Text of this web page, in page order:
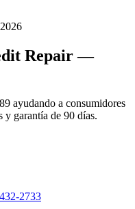
2026
Repair —
ayudando a consumidores
y garantía de 90 días.
2733